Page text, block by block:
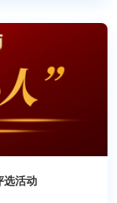
选活动